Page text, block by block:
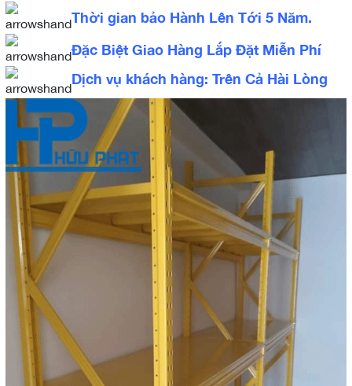
Thời gian bảo Hành Lên Tới 5 Năm.
Đặc Biệt Giao Hàng Lắp Đặt Miễn Phí
Dịch vụ khách hàng: Trên Cả Hài Lòng